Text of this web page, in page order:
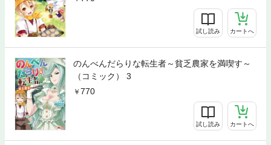
試し読み カートへ
のんべんだらりな転生者～貧乏農家を満喫す～
（コミック） 3
770
試し読み カートへ